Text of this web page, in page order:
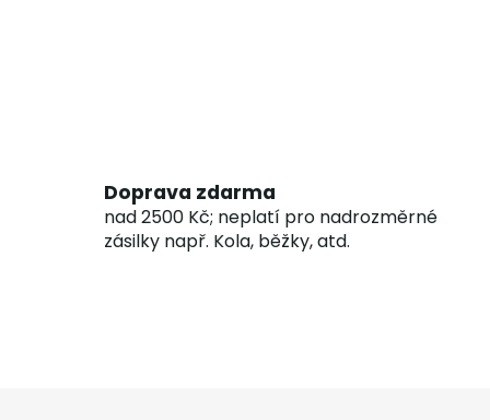
Doprava zdarma
nad 2500 Kč; neplatí pro nadrozměrné
zásilky např. Kola, běžky, atd.